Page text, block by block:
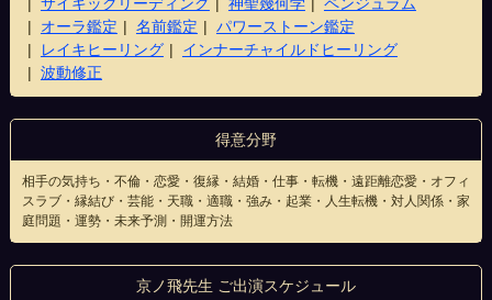
オーラ鑑定
名前鑑定
パワーストーン鑑定
レイキヒーリング
インナーチャイルドヒーリング
波動修正
得意分野
相手の気持ち・不倫・恋愛・復縁・結婚・仕事・転機・遠距離恋愛・オフィ
スラブ・縁結び・芸能・天職・適職・強み・起業・人生転機・対人関係・家
庭問題・運勢・未来予測・開運方法
京ノ飛先生 ご出演スケジュール